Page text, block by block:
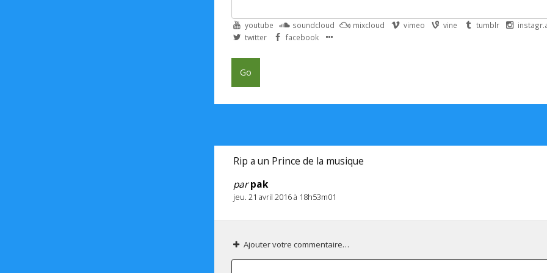
youtube soundcloud mixcloud vimeo vine tumblr
twitter
facebook
Go
Rip a un Prince de la musique
parpak
jeu. 21 avril 2016 à 18h53m01
Ajouter votre commentaire…